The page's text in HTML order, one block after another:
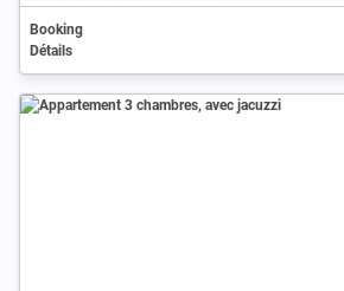
Booking
Détails